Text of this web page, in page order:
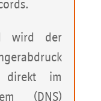
wird der
direkt im
(DNS)